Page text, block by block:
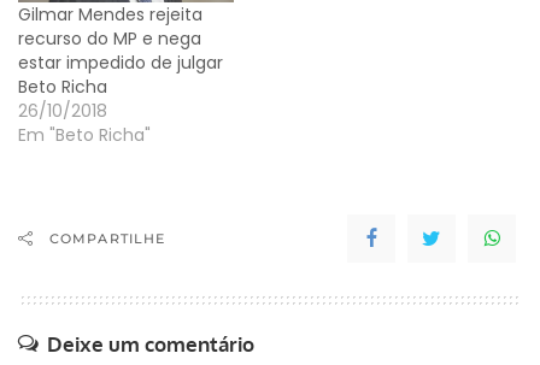
Gilmar Mendes rejeita
recurso do MP e nega
estar impedido de julgar
Beto Richa
26/10/2018
Em "Beto Richa"
COMPARTILHE
Deixe um comentário